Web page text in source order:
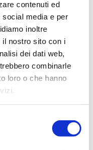
contenuti ed
social media e per
inoltre
il nostro sito con i
dei dati web,
combinarle
loro o che hanno
MD MAX LINE